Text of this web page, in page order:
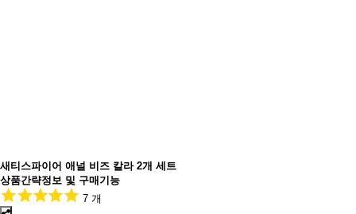
새티스파이어 애널 비즈 칼라 2개 세트
상품간략정보 및 구매기능
7 개